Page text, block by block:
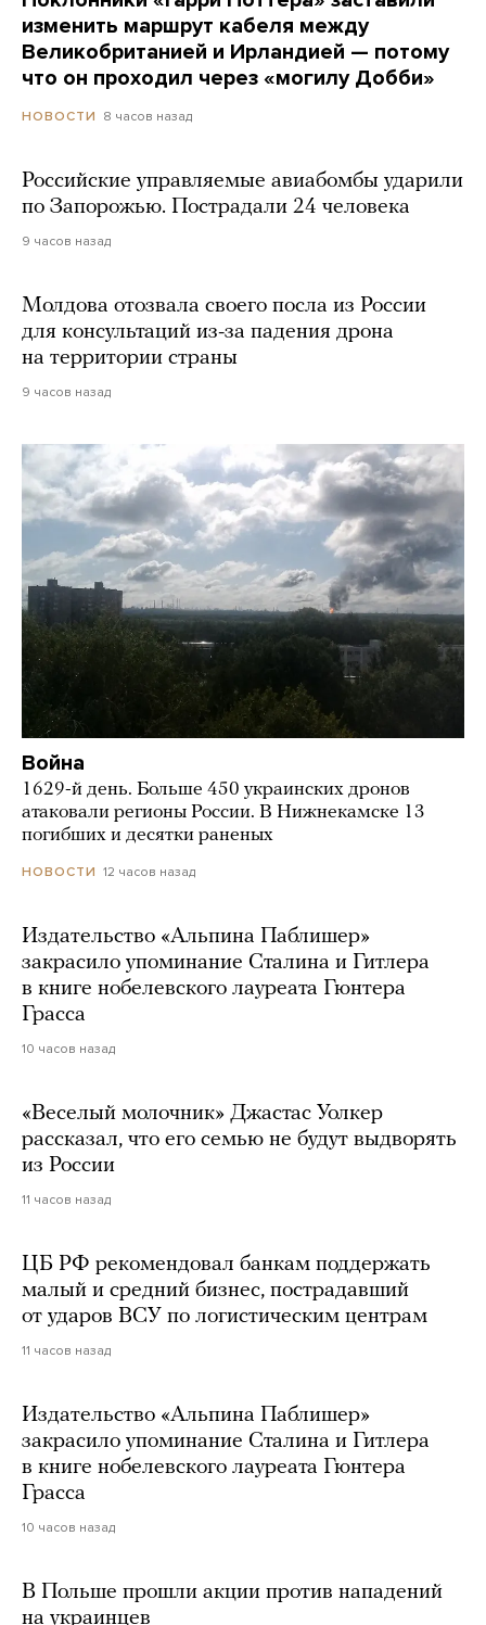
изменить маршрут кабеля между
Великобританией и Ирландией — потому
что он проходил через «могилу Добби»
НОВОСТИ 8 часов назад
Российские управляемые авиабомбы ударили
по Запорожью. Пострадали 24 человека
9 часов назад
Молдова отозвала своего посла из России
для консультаций из-за падения дрона
на территории страны
9 часов назад
Война
1629-й день. Больше 450 украинских дронов
атаковали регионы России. В Нижнекамске 13
погибших и десятки раненых
НОВОСТИ 12 часов назад
Издательство «Альпина Паблишер»
закрасило упоминание Сталина и Гитлера
в книге нобелевского лауреата Гюнтера
Грасса
10 часов назад
«Веселый молочник» Джастас Уолкер
рассказал, что его семью не будут выдворять
из России
11 часов назад
ЦБ РФ рекомендовал банкам поддержать
малый и средний бизнес, пострадавший
от ударов ВСУ по логистическим центрам
11 часов назад
Издательство «Альпина Паблишер»
закрасило упоминание Сталина и Гитлера
в книге нобелевского лауреата Гюнтера
Грасса
10 часов назад
В Польше прошли акции против нападений
на украинцев